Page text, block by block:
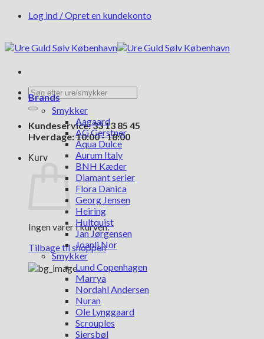
FortsætLog ind / Opret en kundekonto
Søg
efter:
Kundeservice: 33 13 85 45
Hverdage: 10:00 - 18:00
Kurv
Ingen varer i kurven.
Tilbage til shoppen
Brands
Smykker
Aagaard
AG Gerstner
Aqua Dulce
Aurum Italy
BNH Kæder
Diamant serier
Flora Danica
Georg Jensen
Heiring
Hultquist
Jan Jørgensen
Joanli Nor
Smykker
Lund Copenhagen
Marrya
Nordahl Andersen
Nuran
Ole Lynggaard
Scrouples
Siersbøl